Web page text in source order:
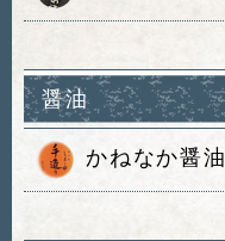
醤油
かねなか醤油